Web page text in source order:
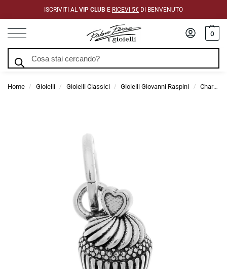
ISCRIVITI AL VIP CLUB E RICEVI 5€ DI BENVENUTO
0
Home / Gioielli / Gioielli Classici / Gioielli Giovanni Raspini / Charms Giovanni Raspini